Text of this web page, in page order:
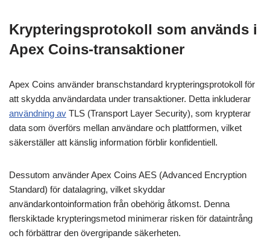
Krypteringsprotokoll som används i
Apex Coins-transaktioner
Apex Coins använder branschstandard krypteringsprotokoll för
att skydda användardata under transaktioner. Detta inkluderar
användning av TLS (Transport Layer Security), som krypterar
data som överförs mellan användare och plattformen, vilket
säkerställer att känslig information förblir konfidentiell.
Dessutom använder Apex Coins AES (Advanced Encryption
Standard) för datalagring, vilket skyddar
användarkontoinformation från obehörig åtkomst. Denna
flerskiktade krypteringsmetod minimerar risken för dataintrång
och förbättrar den övergripande säkerheten.